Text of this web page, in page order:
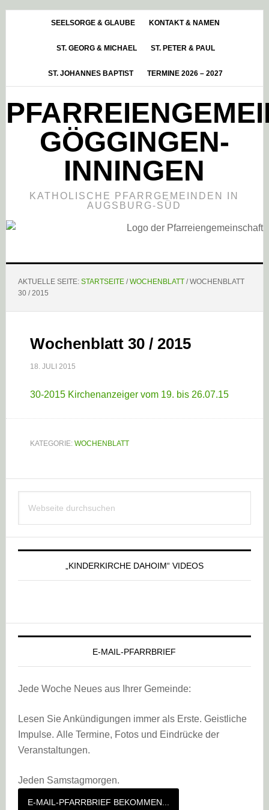
HauptsidebarSEELSORGE & GLAUBE KONTAKT & NAMEN
ST. GEORG & MICHAEL ST. PETER & PAUL
ST. JOHANNES BAPTIST TERMINE 2026 – 2027
GÖGGINGEN-
INNINGEN
KATHOLISCHE PFARRGEMEINDEN IN
AUGSBURG-SÜD
AKTUELLE SEITE: STARTSEITE / WOCHENBLATT /WOCHENBLATT
30 / 2015
Wochenblatt 30 / 2015
18. JULI 2015
30-2015 Kirchenanzeiger vom 19. bis 26.07.15
KATEGORIE: WOCHENBLATT
Haupt-
Sidebar
durchsuchen
„KINDERKIRCHE DAHOIM“ VIDEOS
E-MAIL-PFARRBRIEF
Jede Woche Neues aus Ihrer Gemeinde:
Lesen Sie Ankündigungen immer als Erste. Geistliche
Impulse. Alle Termine, Fotos und Eindrücke der
Veranstaltungen.
Jeden Samstagmorgen.
E-MAIL-PFARRBRIEF BEKOMMEN...